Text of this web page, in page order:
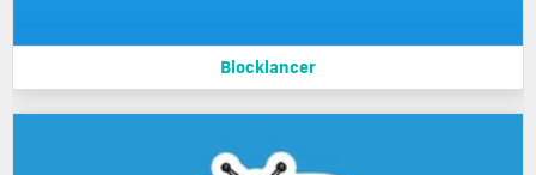
Blocklancer